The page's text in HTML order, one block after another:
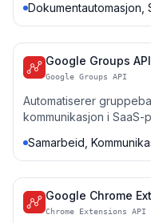
Dokumentautomasjon,
Google Groups API
Google Groups API
Automatiserer
kommunikasjon i SaaS-
Samarbeid,
Google Chrome
Chrome Extensions API